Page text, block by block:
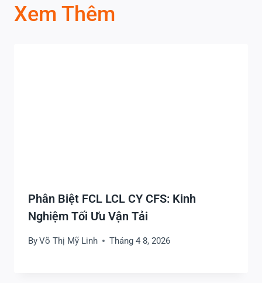
Xem Thêm
Phân Biệt FCL LCL CY CFS: Kinh
Nghiệm Tối Ưu Vận Tải
ByVõ Thị Mỹ Linh Tháng 4 8, 2026